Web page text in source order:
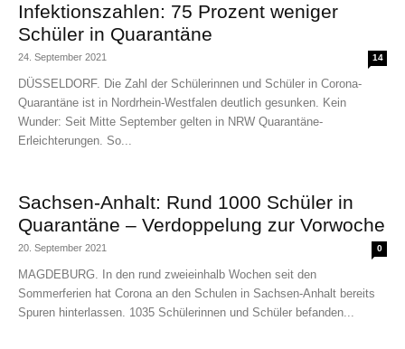
Infektionszahlen: 75 Prozent weniger
Schüler in Quarantäne
24. September 2021 14
DÜSSELDORF. Die Zahl der Schülerinnen und Schüler in Corona-
Quarantäne ist in Nordrhein-Westfalen deutlich gesunken. Kein
Wunder: Seit Mitte September gelten in NRW Quarantäne-
Erleichterungen. So...
Sachsen-Anhalt: Rund 1000 Schüler in
Quarantäne – Verdoppelung zur Vorwoche
20. September 2021 0
MAGDEBURG. In den rund zweieinhalb Wochen seit den
Sommerferien hat Corona an den Schulen in Sachsen-Anhalt bereits
Spuren hinterlassen. 1035 Schülerinnen und Schüler befanden...